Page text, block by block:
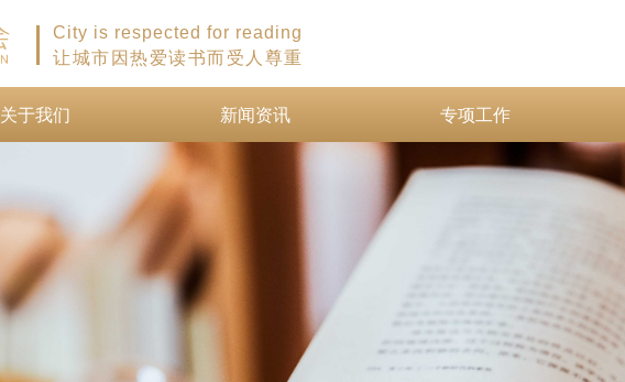
关于我们 新闻资讯 专项工作
专项工作
City is respected for reading
让城市因热爱读书而受人尊重